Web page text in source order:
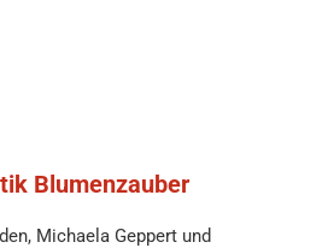
Blumenzauber
Michaela Geppert und